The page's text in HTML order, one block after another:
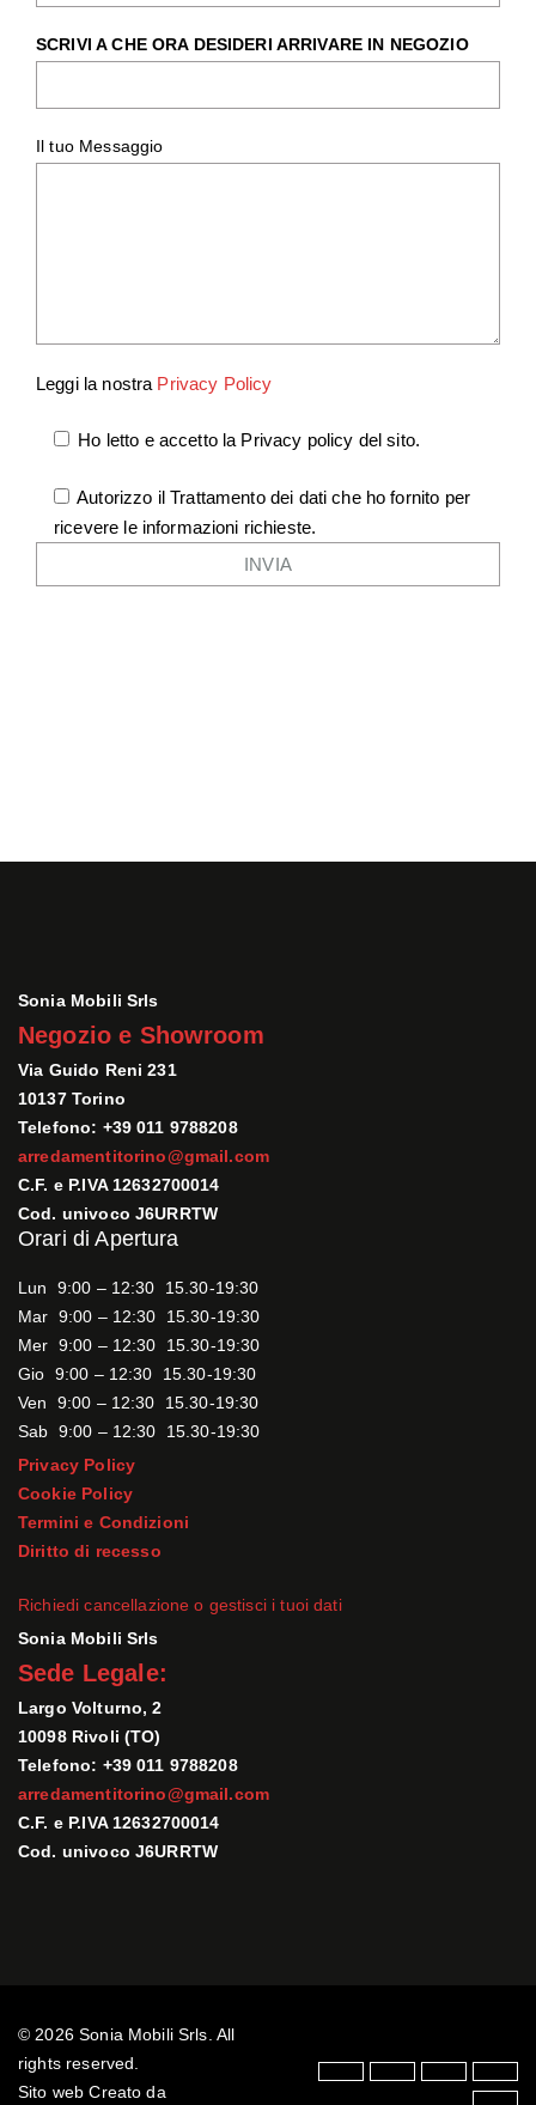
SCRIVI A CHE ORA DESIDERI ARRIVARE IN NEGOZIO
Il tuo Messaggio
Leggi la nostra Privacy Policy
Ho letto e accetto la Privacy policy del sito.
Autorizzo il Trattamento dei dati che ho fornito per
ricevere le informazioni richieste.
Sonia Mobili Srls
Negozio e Showroom
Via Guido Reni 231
10137 Torino
Telefono: +39 011 9788208
arredamentitorino@gmail.com
C.F. e P.IVA 12632700014
Cod. univoco J6URRTW
Orari di Apertura
Lun 9:00 – 12:30 15.30-19:30
Mar 9:00 – 12:30 15.30-19:30
Mer 9:00 – 12:30 15.30-19:30
Gio 9:00 – 12:30 15.30-19:30
Ven 9:00 – 12:30 15.30-19:30
Sab 9:00 – 12:30 15.30-19:30
Privacy Policy
Cookie Policy
Termini e Condizioni
Diritto di recesso
Richiedi cancellazione o gestisci i tuoi dati
Sonia Mobili Srls
Sede Legale:
Largo Volturno, 2
10098 Rivoli (TO)
Telefono: +39 011 9788208
arredamentitorino@gmail.com
C.F. e P.IVA 12632700014
Cod. univoco J6URRTW
© 2026 Sonia Mobili Srls. All
rights reserved.
Sito web Creato da